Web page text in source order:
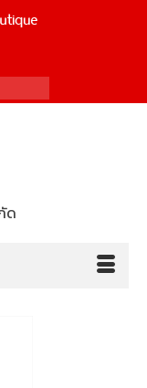
ด